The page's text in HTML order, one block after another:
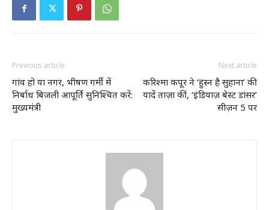
Previous article
गांव हो या नगर, भीषण गर्मी में
निर्बाध बिजली आपूर्ति सुनिश्चित करें:
मुख्यमंत्री
Next article
करिश्मा कपूर ने ‘हुस्न है सुहाना’ की
यादें ताज़ा कीं, ‘इंडियाज़ बेस्ट डांसर’
सीज़न 5 पर